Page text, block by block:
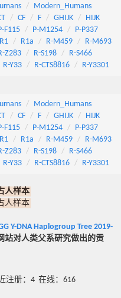
Modern_Humans
CF F GHIJK
HIJK
F115 P-M1254
P-P337
R1 R1a R-M459
R-M693
Z283 R-S198
R-S466
R-Y33 R-CTS8816 R-Y3301
Modern_Humans
CF F GHIJK
HIJK
F115 P-M1254
P-P337
R1 R1a R-M459
R-M693
Z283 R-S198
R-S466
R-Y33 R-CTS8816 R-Y3301
人样本
人样本
Y-DNA Haplogroup Tree 2019-
站对人类父系研究做出的贡
注册：4 在线：616